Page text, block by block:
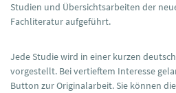
Studien und Übersichtsarbeiten der
Fachliteratur aufgeführt.
Jede Studie wird in einer kurzen
vorgestellt. Bei vertieftem Interesse
Button zur Originalarbeit. Sie können